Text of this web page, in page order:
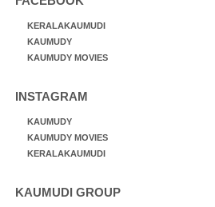
KERALAKAUMUDI
KAUMUDY
KAUMUDY MOVIES
INSTAGRAM
KAUMUDY
KAUMUDY MOVIES
KERALAKAUMUDI
KAUMUDI GROUP